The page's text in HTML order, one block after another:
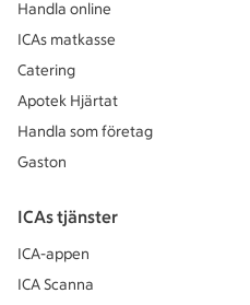
Handla online
ICAs matkasse
Catering
Apotek Hjärtat
Handla som företag
Gaston
ICAs tjänster
ICA-appen
ICA Scanna